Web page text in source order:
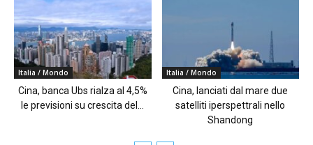
Italia / Mondo
Cina, banca Ubs rialza al 4,5%
le previsioni su crescita del...
Italia / Mondo
Cina, lanciati dal mare due
satelliti iperspettrali nello
Shandong